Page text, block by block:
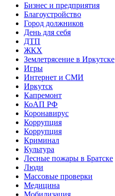
Бизнес и предприятия
Благоустройство
Город должников
День для себя
ДТП
ЖКХ
Землетрясение в Иркутске
Игры
Интернет и СМИ
Иркутск
Капремонт
КоАП РФ
Коронавирус
Коррупция
Коррупция
Криминал
Культура
Лесные пожары в Братске
Люди
Массовые проверки
Медицина
Мобилизация